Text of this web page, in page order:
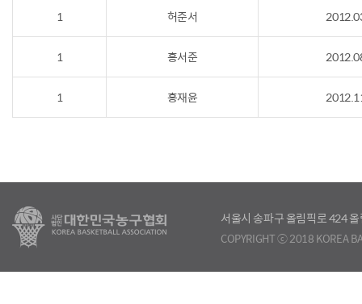
1 허준서
1 홍서준
1 홍재윤
서울시 송파구 올림픽로 424
COPYRIGHT ⓒ 2018 KOREA